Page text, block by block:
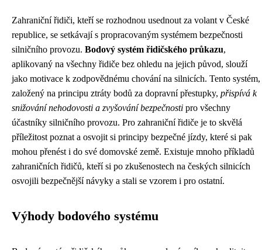
Zahraniční řidiči, kteří se rozhodnou usednout za volant v České
republice, se setkávají s propracovaným systémem bezpečnosti
silničního provozu. Bodový systém řidičského průkazu,
aplikovaný na všechny řidiče bez ohledu na jejich původ, slouží
jako motivace k zodpovědnému chování na silnicích. Tento systém,
založený na principu ztráty bodů za dopravní přestupky, přispívá k
snižování nehodovosti a zvyšování bezpečnosti pro všechny
účastníky silničního provozu. Pro zahraniční řidiče je to skvělá
příležitost poznat a osvojit si principy bezpečné jízdy, které si pak
mohou přenést i do své domovské země. Existuje mnoho příkladů
zahraničních řidičů, kteří si po zkušenostech na českých silnicích
osvojili bezpečnější návyky a stali se vzorem i pro ostatní.
Výhody bodového systému